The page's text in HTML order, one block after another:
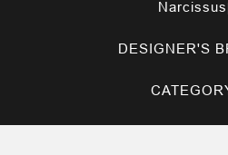
Narcissus
DESIGNER'S